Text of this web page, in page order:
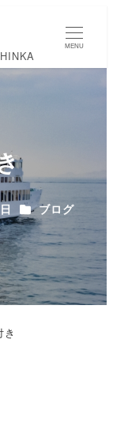
MENU
カテゴリー
ブログ